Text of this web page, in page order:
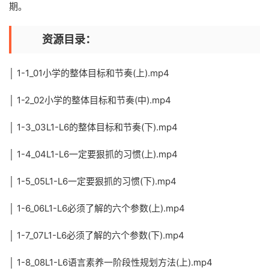
期。
资源目录：
│ 1-1_01小学的整体目标和节奏(上).mp4
│ 1-2_02小学的整体目标和节奏(中).mp4
│ 1-3_03L1-L6的整体目标和节奏(下).mp4
│ 1-4_04L1-L6一定要狠抓的习惯(上).mp4
│ 1-5_05L1-L6一定要狠抓的习惯(下).mp4
│ 1-6_06L1-L6必须了解的六个参数(上).mp4
│ 1-7_07L1-L6必须了解的六个参数(下).mp4
│ 1-8_08L1-L6语言素养一阶段性规划方法(上).mp4